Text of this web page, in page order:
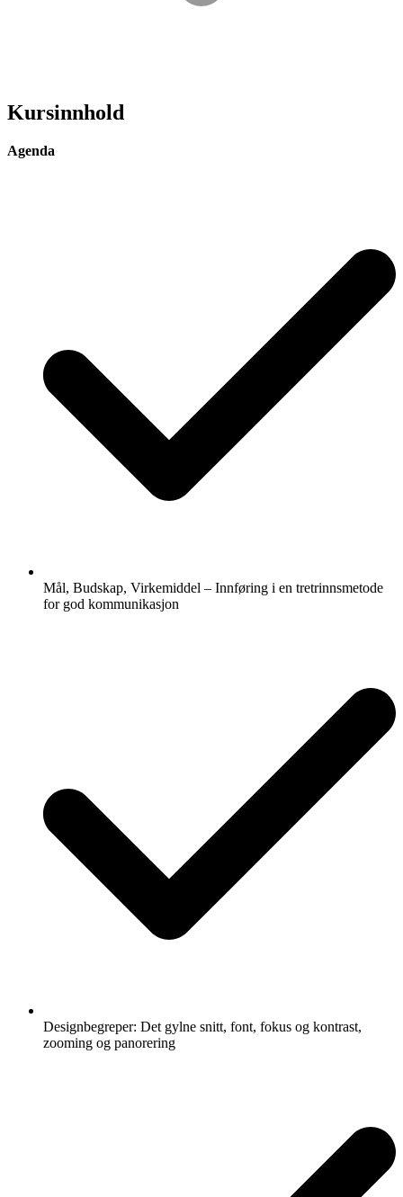
Kursinnhold
Agenda
Mål, Budskap, Virkemiddel – Innføring i en tretrinnsmetode
for god kommunikasjon
Designbegreper: Det gylne snitt, font, fokus og kontrast,
zooming og panorering